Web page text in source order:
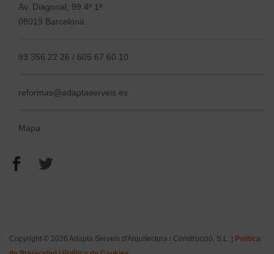
Av. Diagonal, 99 4º 1ª
08019 Barcelona
93 356 22 26 / 605 67 60 10
reformas@adaptaserveis.es
Mapa
Copyright © 2026 Adapta Serveis d'Arquitectura i Construcció, S.L. | Política